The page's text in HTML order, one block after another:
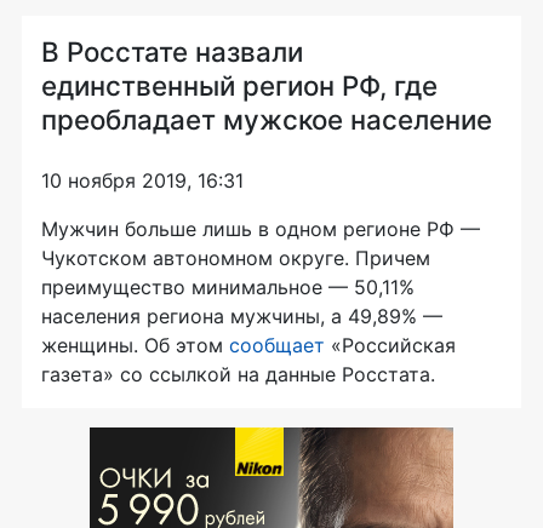
В Росстате назвали
единственный регион РФ, где
преобладает мужское население
10 ноября 2019, 16:31
Мужчин больше лишь в одном регионе РФ —
Чукотском автономном округе. Причем
преимущество минимальное — 50,11%
населения региона мужчины, а 49,89% —
женщины. Об этом сообщает «Российская
газета» со ссылкой на данные Росстата.